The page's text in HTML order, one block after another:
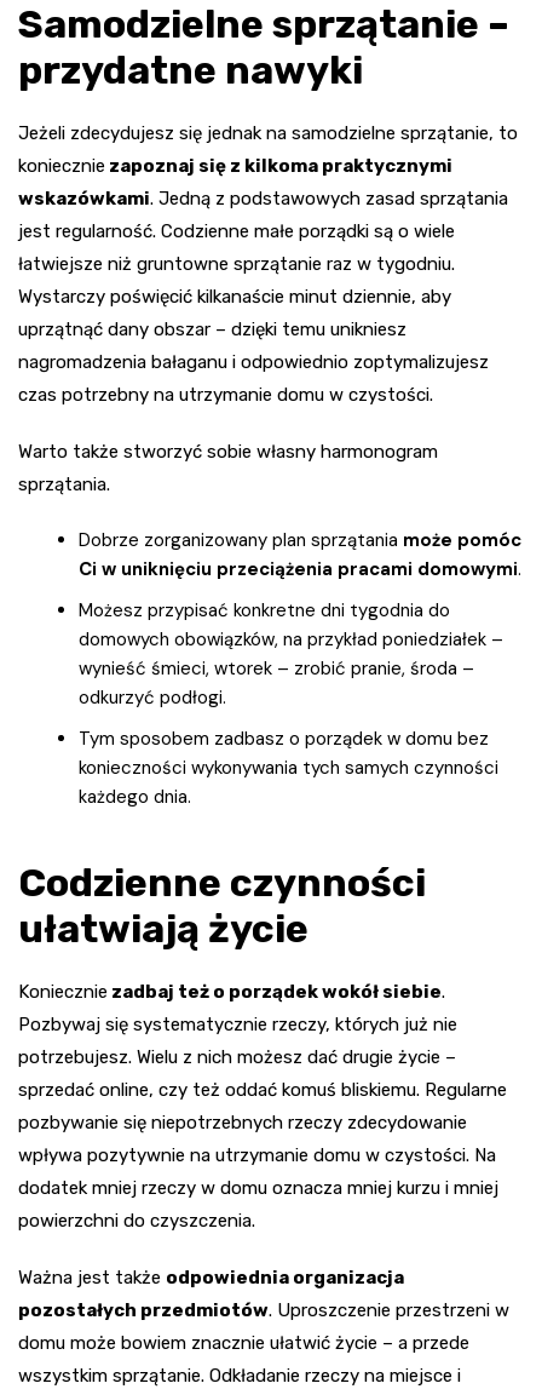
Samodzielne sprzątanie –
przydatne nawyki
Jeżeli zdecydujesz się jednak na samodzielne sprzątanie, to
koniecznie zapoznaj się z kilkoma praktycznymi
wskazówkami. Jedną z podstawowych zasad sprzątania
jest regularność. Codzienne małe porządki są o wiele
łatwiejsze niż gruntowne sprzątanie raz w tygodniu.
Wystarczy poświęcić kilkanaście minut dziennie, aby
uprzątnąć dany obszar – dzięki temu unikniesz
nagromadzenia bałaganu i odpowiednio zoptymalizujesz
czas potrzebny na utrzymanie domu w czystości.
Warto także stworzyć sobie własny harmonogram
sprzątania.
Dobrze zorganizowany plan sprzątania może pomóc
Ci w uniknięciu przeciążenia pracami domowymi.
Możesz przypisać konkretne dni tygodnia do
domowych obowiązków, na przykład poniedziałek –
wynieść śmieci, wtorek – zrobić pranie, środa –
odkurzyć podłogi.
Tym sposobem zadbasz o porządek w domu bez
konieczności wykonywania tych samych czynności
każdego dnia.
Codzienne czynności
ułatwiają życie
Koniecznie zadbaj też o porządek wokół siebie.
Pozbywaj się systematycznie rzeczy, których już nie
potrzebujesz. Wielu z nich możesz dać drugie życie –
sprzedać online, czy też oddać komuś bliskiemu. Regularne
pozbywanie się niepotrzebnych rzeczy zdecydowanie
wpływa pozytywnie na utrzymanie domu w czystości. Na
dodatek mniej rzeczy w domu oznacza mniej kurzu i mniej
powierzchni do czyszczenia.
Ważna jest także odpowiednia organizacja
pozostałych przedmiotów. Uproszczenie przestrzeni w
domu może bowiem znacznie ułatwić życie – a przede
wszystkim sprzątanie. Odkładanie rzeczy na miejsce i